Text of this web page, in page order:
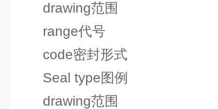
drawing范围
range代号
code密封形式
Seal type图例
drawing范围